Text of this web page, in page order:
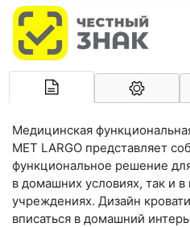
Медицинская
MET LARGO представляет
функциональное решение
в домашних условиях, так и
учреждениях. Дизайн
вписаться в домашний